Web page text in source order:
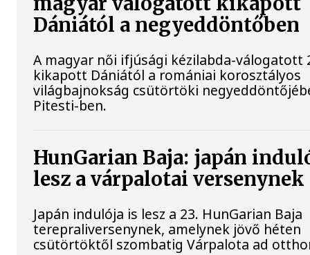
Dániától a negyeddöntőben
A magyar női ifjúsági kézilabda-válogatott
kikapott Dániától a romániai korosztályos
világbajnokság csütörtöki
Pitesti-ben.
HunGarian Baja: japán
lesz a várpalotai versenynek
Japán indulója is lesz a 23. HunGarian Baja
terepraliversenynek, amelynek jövő héten
csütörtöktől szombatig Várpalota ad